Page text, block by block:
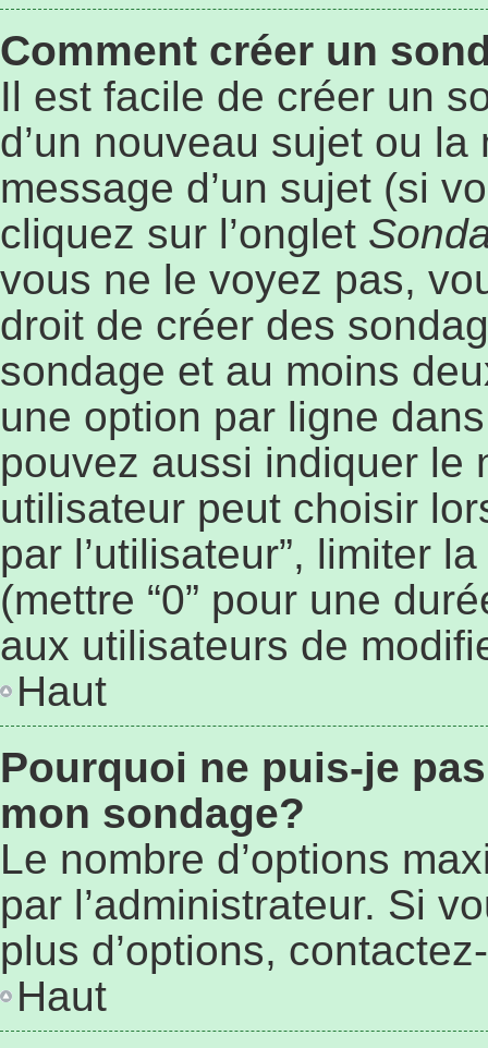
Comment créer un
Il est facile de créer un
d’un nouveau sujet ou
message d’un sujet (si
cliquez sur l’onglet
vous ne le voyez pas,
droit de créer des
sondage et au moins
une option par ligne
pouvez aussi indiquer le
utilisateur peut choisir
par l’utilisateur”, limiter
(mettre “0” pour une
aux utilisateurs de
Haut
Pourquoi ne puis-je
mon sondage?
Le nombre d’options
par l’administrateur. Si
plus d’options,
Haut